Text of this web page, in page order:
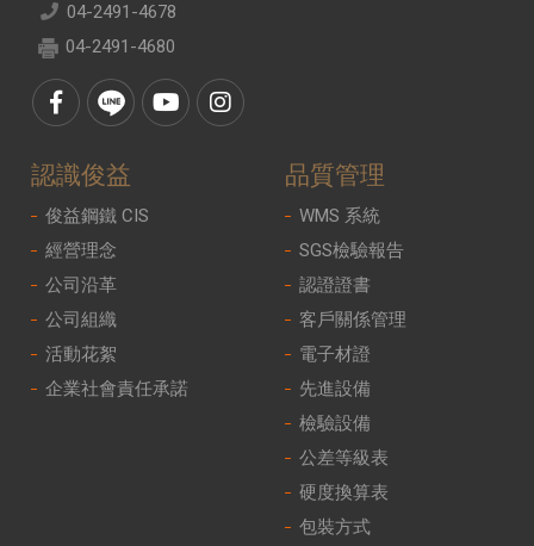
04-2491-4678
04-2491-4680
認識俊益
俊益鋼鐵 CIS
經營理念
公司沿革
公司組織
活動花絮
企業社會責任承諾
品質管理
WMS 系統
SGS檢驗報告
認證證書
客戶關係管理
電子材證
先進設備
檢驗設備
公差等級表
硬度換算表
包裝方式